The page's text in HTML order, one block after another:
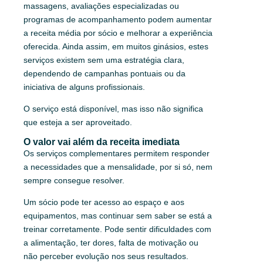
massagens, avaliações especializadas ou
programas de acompanhamento podem aumentar
a receita média por sócio e melhorar a experiência
oferecida. Ainda assim, em muitos ginásios, estes
serviços existem sem uma estratégia clara,
dependendo de campanhas pontuais ou da
iniciativa de alguns profissionais.
O serviço está disponível, mas isso não significa
que esteja a ser aproveitado.
O valor vai além da receita imediata
Os serviços complementares permitem responder
a necessidades que a mensalidade, por si só, nem
sempre consegue resolver.
Um sócio pode ter acesso ao espaço e aos
equipamentos, mas continuar sem saber se está a
treinar corretamente. Pode sentir dificuldades com
a alimentação, ter dores, falta de motivação ou
não perceber evolução nos seus resultados.